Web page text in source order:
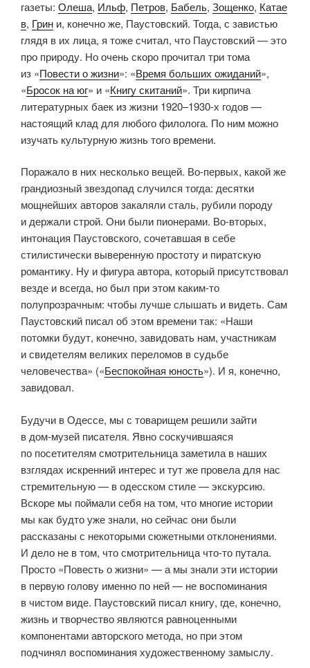
газеты: Олеша, Ильф, Петров, Бабель, Зощенко, Катае
в, Грин и, конечно же, Паустовский. Тогда, с завистью
глядя в их лица, я тоже считал, что Паустовский — это
про природу. Но очень скоро прочитал три тома
из «Повести о жизни»: «Время больших ожиданий»,
«Бросок на юг» и «Книгу скитаний». Три кирпича
литературных баек из жизни 1920–1930-х годов —
настоящий клад для любого филолога. По ним можно
изучать культурную жизнь того времени.
Поражало в них несколько вещей. Во-первых, какой же
грандиозный звездопад случился тогда: десятки
мощнейших авторов закаляли сталь, рубили породу
и держали строй. Они были пионерами. Во-вторых,
интонация Паустовского, сочетавшая в себе
стилистически выверенную простоту и пиратскую
романтику. Ну и фигура автора, который присутствовал
везде и всегда, но был при этом каким-то
полупрозрачным: чтобы лучше слышать и видеть. Сам
Паустовский писал об этом времени так: «Наши
потомки будут, конечно, завидовать нам, участникам
и свидетелям великих переломов в судьбе
человечества» («Беспокойная юность»). И я, конечно,
завидовал.
Будучи в Одессе, мы с товарищем решили зайти
в дом-музей писателя. Явно соскучившаяся
по посетителям смотрительница заметила в наших
взглядах искренний интерес и тут же провела для нас
стремительную — в одесском стиле — экскурсию.
Вскоре мы поймали себя на том, что многие истории
мы как будто уже знали, но сейчас они были
рассказаны с некоторыми сюжетными отклонениями.
И дело не в том, что смотрительница что-то путала.
Просто «Повесть о жизни» — а мы знали эти истории
в первую голову именно по ней — не воспоминания
в чистом виде. Паустовский писал книгу, где, конечно,
жизнь и творчество являются равноценными
компонентами авторского метода, но при этом
подчинял воспоминания художественному замыслу.